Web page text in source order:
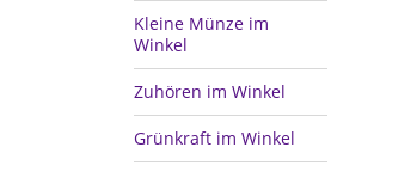
Kleine Münze im
Winkel
Zuhören im Winkel
Grünkraft im Winkel